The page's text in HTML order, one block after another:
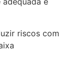
riscos com